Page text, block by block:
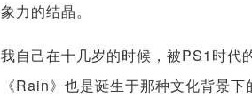
象力的结晶。
我自己在十几岁的时候，被PS1时代
《Rain》也是诞生于那种文化背景